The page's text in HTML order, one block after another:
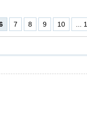
7 8 9 10 ...